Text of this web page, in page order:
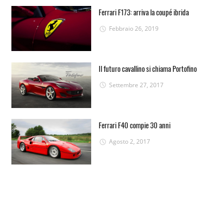
Ferrari F173: arriva la coupé ibrida
Febbraio 26, 2019
Il futuro cavallino si chiama Portofino
Settembre 27, 2017
Ferrari F40 compie 30 anni
Agosto 2, 2017